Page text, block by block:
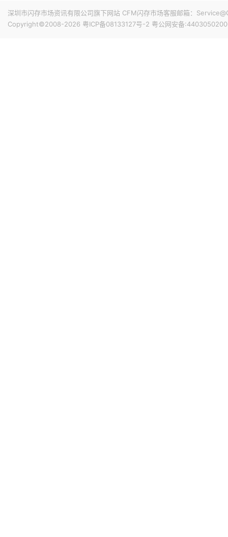
深圳市闪存市场资讯有限公司旗下网站 CFM闪存市场客服邮箱：
Copyright©2008-2026 粤ICP备08133127号-2 粤公网安备